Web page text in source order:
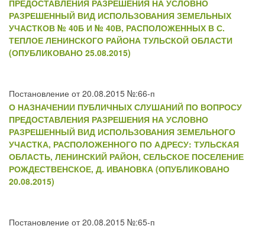
ПРЕДОСТАВЛЕНИЯ РАЗРЕШЕНИЯ НА УСЛОВНО
РАЗРЕШЕННЫЙ ВИД ИСПОЛЬЗОВАНИЯ ЗЕМЕЛЬНЫХ
УЧАСТКОВ № 40Б И № 40В, РАСПОЛОЖЕННЫХ В С.
ТЕПЛОЕ ЛЕНИНСКОГО РАЙОНА ТУЛЬСКОЙ ОБЛАСТИ
(ОПУБЛИКОВАНО 25.08.2015)
Постановление от 20.08.2015 №:66-п
О НАЗНАЧЕНИИ ПУБЛИЧНЫХ СЛУШАНИЙ ПО ВОПРОСУ
ПРЕДОСТАВЛЕНИЯ РАЗРЕШЕНИЯ НА УСЛОВНО
РАЗРЕШЕННЫЙ ВИД ИСПОЛЬЗОВАНИЯ ЗЕМЕЛЬНОГО
УЧАСТКА, РАСПОЛОЖЕННОГО ПО АДРЕСУ: ТУЛЬСКАЯ
ОБЛАСТЬ, ЛЕНИНСКИЙ РАЙОН, СЕЛЬСКОЕ ПОСЕЛЕНИЕ
РОЖДЕСТВЕНСКОЕ, Д. ИВАНОВКА (ОПУБЛИКОВАНО
20.08.2015)
Постановление от 20.08.2015 №:65-п